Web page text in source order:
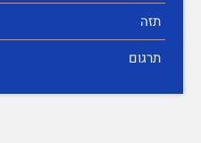
תזה
תרגום